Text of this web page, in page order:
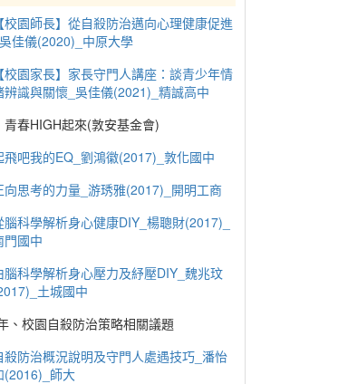
【校園師長】從自殺防治邁向心理健康促進
_吳佳儀(2020)_中原大學
【校園家長】家長守門人講座：談青少年情
辨識與關懷_吳佳儀(2021)_精誠高中
青春HIGH起來(敦安基金會)
飛吧我的EQ_劉鴻徽(2017)_敦化國中
向思考的力量_游琇雅(2017)_開明工商
腦科學解析身心健康DIY_楊聰財(2017)_
門國中
腦科學解析身心壓力及紓壓DIY_魏兆玟
土城國中
、校園自殺防治策略相關議題
殺防治概況說明及守門人處遇技巧_潘怡
(2016)_師大